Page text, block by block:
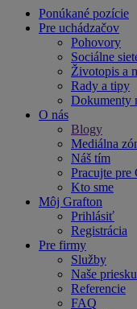
Ponúkané pozície
Pre uchádzačov
Pohovory
Sociálne
Životopis a
Rady a tipy
Dokumenty
O nás
Blogy
Mediálna
Náš tím
Pracujte pre
Kto sme
Môj Grafton
Prihlásiť
Registrácia
Pre firmy
Služby
Naše
Referencie
FAQ